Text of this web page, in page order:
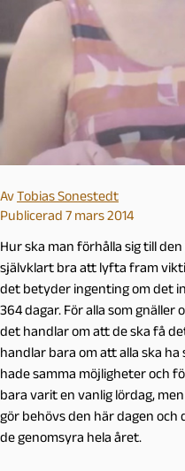
AvTobias Sonestedt
Publicerad 7 mars 2014
Hur ska man förhålla sig till
självklart bra att lyfta fram
det betyder ingenting om det
364 dagar. För alla som
det handlar om att de ska få
handlar bara om att alla ska
hade samma möjligheter och
bara varit en vanlig lördag,
gör behövs den här dagen och
de genomsyra hela året.